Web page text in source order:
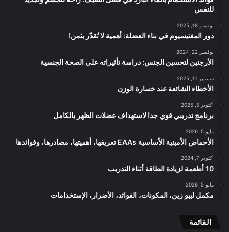
للنفس
نوفمبر 18, 2025
دور المغنيسيوم في بناء العضلة: أهمية لا تُقدّر بثمن!
نوفمبر 22, 2024
الأرجنين لتحسين الجنس: دراسة تأثيراته على الصحة الجنسية
سبتمبر 11, 2025
الأخطاء الشائعة عند خسارة الوزن
أكتوبر 5, 2025
برنامج تدريبي قوي جدا لاستهداف عضلات الظهر بالكامل
مايو 5, 2026
الأحماض الأمينية الأساسية EAAs تعريفها، أهميتها، مصادرها، وفوائدها
أكتوبر 7, 2024
10 أطعمة لزيادة الطاقة أثناء التدريب
مايو 5, 2026
مكمل ليبو زين، المكونات، الفوائد، الأضرار، الإستخدامات
القائمة